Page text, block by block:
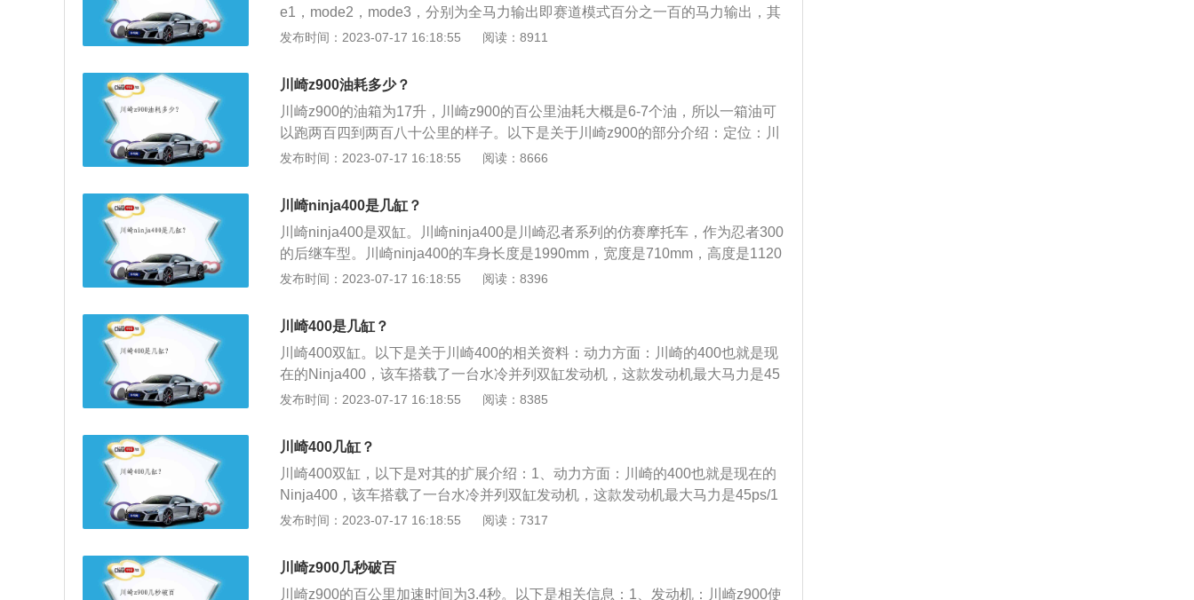
e1，mode2，mode3，分别为全马力输出即赛道模式百分之一百的马力输出，其
次普通模式百分之七十五马力输出，还有雨天模式百分之五十马力输出。川崎ZX
别是636采用更大排气量引擎，拥有新设计外观、并拥有牵引力控制系统及骑行
模式选项等电控系统，599ccZX-6R则没有。636更适用于街道场景，侧重低、中
段动力输出，起步或加速更轻松。
发布时间：2023-07-17 16:18:55 阅读：8911
川崎z900油耗多少？
川崎z900的油箱为17升，川崎z900的百公里油耗大概是6-7个油，所以一箱油可
以跑两百四到两百八十公里的样子。以下是关于川崎z900的部分介绍：定位：川
崎Z900定位是街车，最大功率是125PS，而最大扭矩是98.6牛米。系列：川崎正
量。随着对NK街车类型需求的增加，川崎Z900、Z900RS、Z900Cafe形成系
列，目标首先是取代自家的“Z800和Z1000”。
发布时间：2023-07-17 16:18:55 阅读：8666
川崎ninja400是几缸？
川崎ninja400是双缸。川崎ninja400是川崎忍者系列的仿赛摩托车，作为忍者300
的后继车型。川崎ninja400的车身长度是1990mm，宽度是710mm，高度是1120
mm，轴距是1405mm，离地间隙是140mm。川崎ninja400的动力方面：搭载了
N.m/8000rpm，实际排量为399cc。定位于川崎的入门级小跑车。川崎ninja400
的外观方面：坐高785mm，比正常春风250、150等机车的坐高矮100mm左右，
骑行姿势更加舒适。整车质量168KG，比上一代整整减少了6.8KG，Ninja400车
架更加牢固，整体轻便且稳定。
发布时间：2023-07-17 16:18:55 阅读：8396
川崎400是几缸？
川崎400双缸。以下是关于川崎400的相关资料：动力方面：川崎的400也就是现
在的Ninja400，该车搭载了一台水冷并列双缸发动机，这款发动机最大马力是45
ps/10000rpm，最大扭矩38N.m/8000rpm，实际排量为399cc。定位于川崎的入
m左右，骑行姿势更加舒适。整车质量168KG，比上一代整整减少了6.8KG，Nin
ja400车架更加牢固，整体轻便且稳定。
发布时间：2023-07-17 16:18:55 阅读：8385
川崎400几缸？
川崎400双缸，以下是对其的扩展介绍：1、动力方面：川崎的400也就是现在的
Ninja400，该车搭载了一台水冷并列双缸发动机，这款发动机最大马力是45ps/1
0000rpm，最大扭矩38N.m/8000rpm，实际排量为399cc。定位于川崎的入门级
左右，骑行姿势更加舒适。整车质量168KG，比上一代整整减少了6.8KG，Ninja
400车架更加牢固，整体轻便且稳定。
发布时间：2023-07-17 16:18:55 阅读：7317
川崎z900几秒破百
川崎z900的百公里加速时间为3.4秒。以下是相关信息：1、发动机：川崎z900使